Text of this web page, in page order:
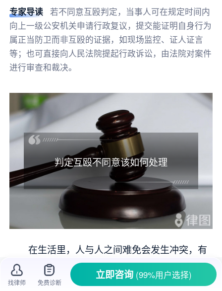
专家导读
若不同意互殴判定，当事人可在规定时间内
向上一级公安机关申请行政复议，提交能证明自身行为
属正当防卫而非互殴的证据，如现场监控、证人证言
等；也可直接向人民法院提起行政诉讼，由法院对案件
进行审查和裁决。
判定互殴不同意该如何处理
在生活里，人与人之间难免会发生冲突，有
时候可能会出现打架的情况。当警方判定为互
殴，可当事人 觉得自己并不认同这个判定结果，
找律师 免费诊断
立即咨询 (99%用户选择)